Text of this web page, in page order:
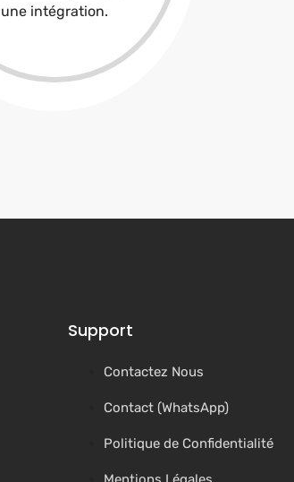
une intégration.
Support
Contactez Nous
Contact (WhatsApp)
Politique de Confidentialité